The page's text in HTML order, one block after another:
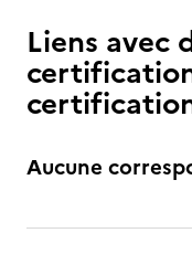
Liens avec
Aucune